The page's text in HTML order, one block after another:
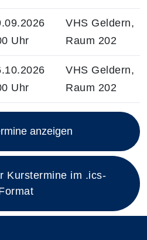
zum diesen Kurs
Uhr
VHS Geldern,
Raum 202
Uhr
VHS Geldern,
Raum 202
anzeigen
Kurstermine im .ics-